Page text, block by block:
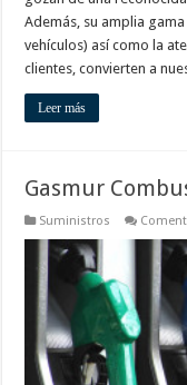
Además, su amplia
vehículos) así como la
clientes, convierten a
Leer más
Gasmur
Suministros